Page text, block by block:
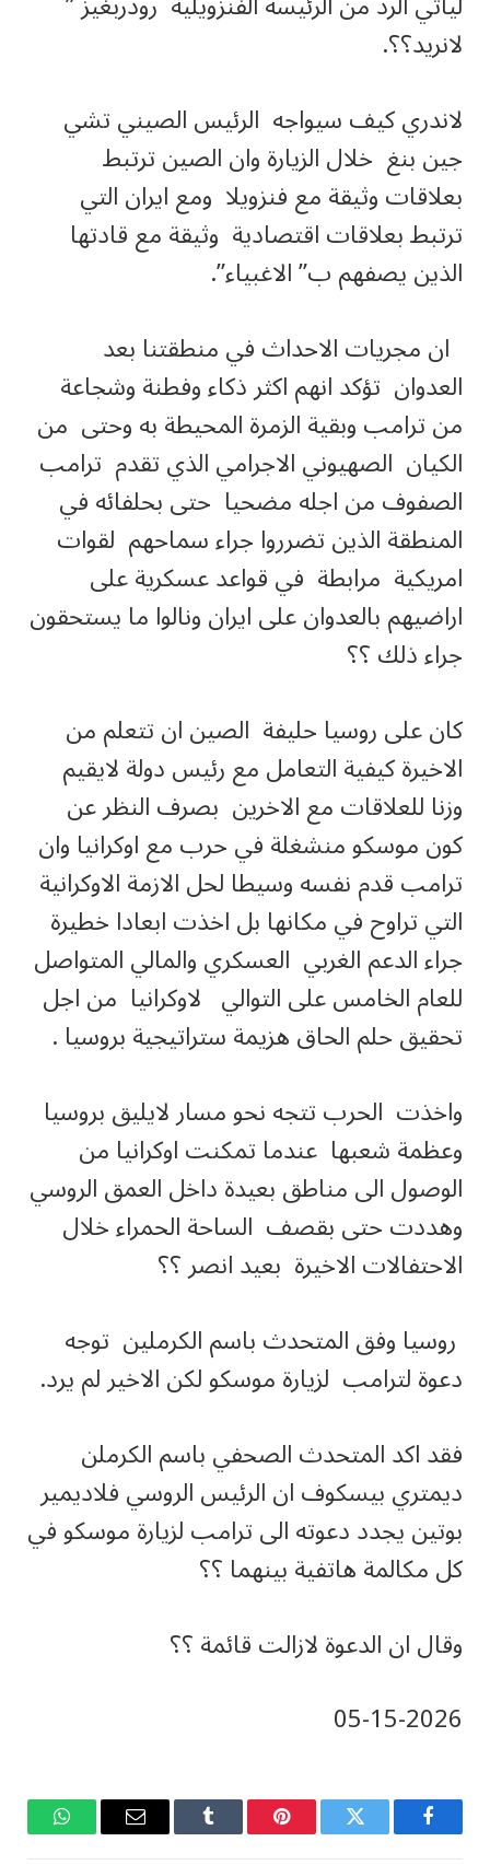
لانريد؟؟.
لاندري كيف سيواجه الرئيس الصيني تشي
جين بنغ خلال الزيارة وان الصين ترتبط
بعلاقات وثيقة مع فنزويلا ومع ايران التي
ترتبط بعلاقات اقتصادية وثيقة مع قادتها
الذين يصفهم ب” الاغبياء”.
ان مجريات الاحداث في منطقتنا بعد
العدوان تؤكد انهم اكثر ذكاء وفطنة وشجاعة
من ترامب وبقية الزمرة المحيطة به وحتى من
الكيان الصهيوني الاجرامي الذي تقدم ترامب
الصفوف من اجله مضحيا حتى بحلفائه في
المنطقة الذين تضرروا جراء سماحهم لقوات
امريكية مرابطة في قواعد عسكرية على
اراضيهم بالعدوان على ايران ونالوا ما يستحقون
جراء ذلك ؟؟
كان على روسيا حليفة الصين ان تتعلم من
الاخيرة كيفية التعامل مع رئيس دولة لايقيم
وزنا للعلاقات مع الاخرين بصرف النظر عن
كون موسكو منشغلة في حرب مع اوكرانيا وان
ترامب قدم نفسه وسيطا لحل الازمة الاوكرانية
التي تراوح في مكانها بل اخذت ابعادا خطيرة
جراء الدعم الغربي العسكري والمالي المتواصل
للعام الخامس على التوالي لاوكرانيا من اجل
تحقيق حلم الحاق هزيمة ستراتيجية بروسيا .
واخذت الحرب تتجه نحو مسار لايليق بروسيا
وعظمة شعبها عندما تمكنت اوكرانيا من
الوصول الى مناطق بعيدة داخل العمق الروسي
وهددت حتى بقصف الساحة الحمراء خلال
الاحتفالات الاخيرة بعيد انصر ؟؟
روسيا وفق المتحدث باسم الكرملين توجه
دعوة لترامب لزيارة موسكو لكن الاخير لم يرد.
فقد اكد المتحدث الصحفي باسم الكرملن
ديمتري بيسكوف ان الرئيس الروسي فلاديمير
بوتين يجدد دعوته الى ترامب لزيارة موسكو في
كل مكالمة هاتفية بينهما ؟؟
وقال ان الدعوة لازالت قائمة ؟؟
2026-‎05-‎15
فيسبوك تويتر بينتيريستTumblr
البريد
واتساب